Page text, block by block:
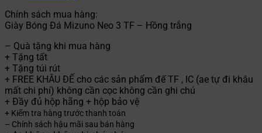
Chính sách mua hàng:
Giày Bóng Đá Mizuno Neo 3 TF – Hồng trắng
– Quà tặng khi mua hàng
+ Tặng tất
+ Tặng túi rút
+ FREE KHÂU ĐẾ cho các sản phẩm đế TF , IC (ae tự đi khâu
mất chi phí) không cần cọc không cần ghi chú
+ Đầy đủ hộp hãng + hộp bảo vệ
+ Kiểm tra hàng trước thanh toán
– Chính sách hậu mãi sau bán hàng